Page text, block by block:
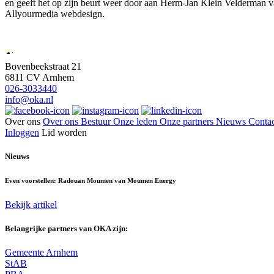
en geeft het op zijn beurt weer door aan Herm-Jan Klein Velderman
Allyourmedia webdesign.
Bovenbeekstraat 21
6811 CV Arnhem
026-3033440
info@oka.nl
Over ons Over ons BestuurOnze leden Onze partners Nieuws
Inloggen Lid worden
Nieuws
Even voorstellen: Radouan Moumen van Moumen Energy
Bekijk artikel
Belangrijke partners van OKA zijn:
Gemeente Arnhem
StAB